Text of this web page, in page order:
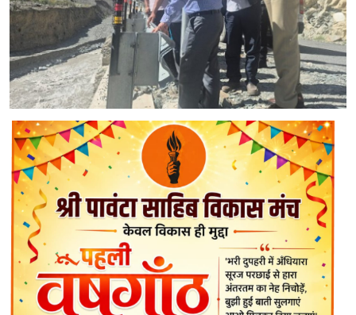
Yuva Josh
National
Contact
Chandigarh